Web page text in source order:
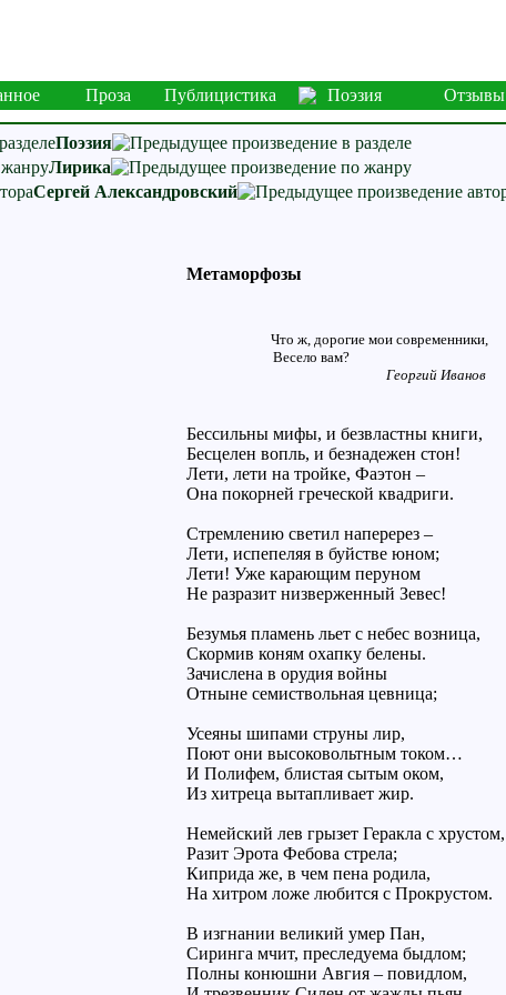
Проза Публицистика Поэзия Отзывы
Поэзия
Лирика
Сергей Александровский
Метаморфозы
Что ж, дорогие мои современники,
Весело вам?
Георгий Иванов
Бессильны мифы, и безвластны книги,
Бесцелен вопль, и безнадежен стон!
Лети, лети на тройке, Фаэтон –
Она покорней греческой квадриги.
Стремлению светил наперерез –
Лети, испепеляя в буйстве юном;
Лети! Уже карающим перуном
Не разразит низверженный Зевес!
Безумья пламень льет с небес возница,
Скормив коням охапку белены.
Зачислена в орудия войны
Отныне семиствольная цевница;
Усеяны шипами струны лир,
Поют они высоковольтным током…
И Полифем, блистая сытым оком,
Из хитреца вытапливает жир.
Немейский лев грызет Геракла с хрустом,
Разит Эрота Фебова стрела;
Киприда же, в чем пена родила,
На хитром ложе любится с Прокрустом.
В изгнании великий умер Пан,
Сиринга мчит, преследуема быдлом;
Полны конюшни Авгия – повидлом,